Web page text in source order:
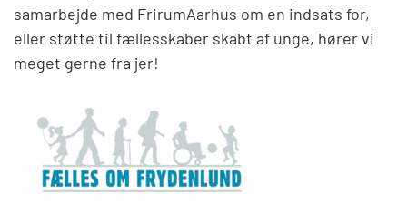
samarbejde med FrirumAarhus om en indsats for,
eller støtte til fællesskaber skabt af unge, hører vi
meget gerne fra jer!